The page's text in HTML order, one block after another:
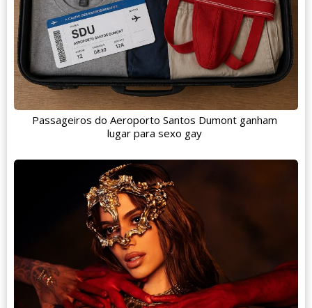
Passageiros do Aeroporto Santos Dumont ganham
lugar para sexo gay